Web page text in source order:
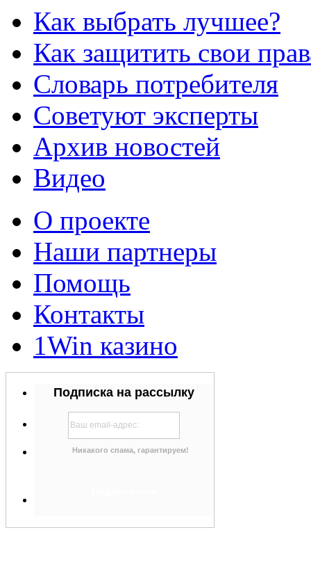
Как выбрать лучшее?
Как защитить свои
Словарь потребителя
Советуют эксперты
Архив новостей
Видео
О проекте
Наши партнеры
Помощь
Контакты
1Win казино
Подписка на рассылку
Никакого спама, гарантируем!